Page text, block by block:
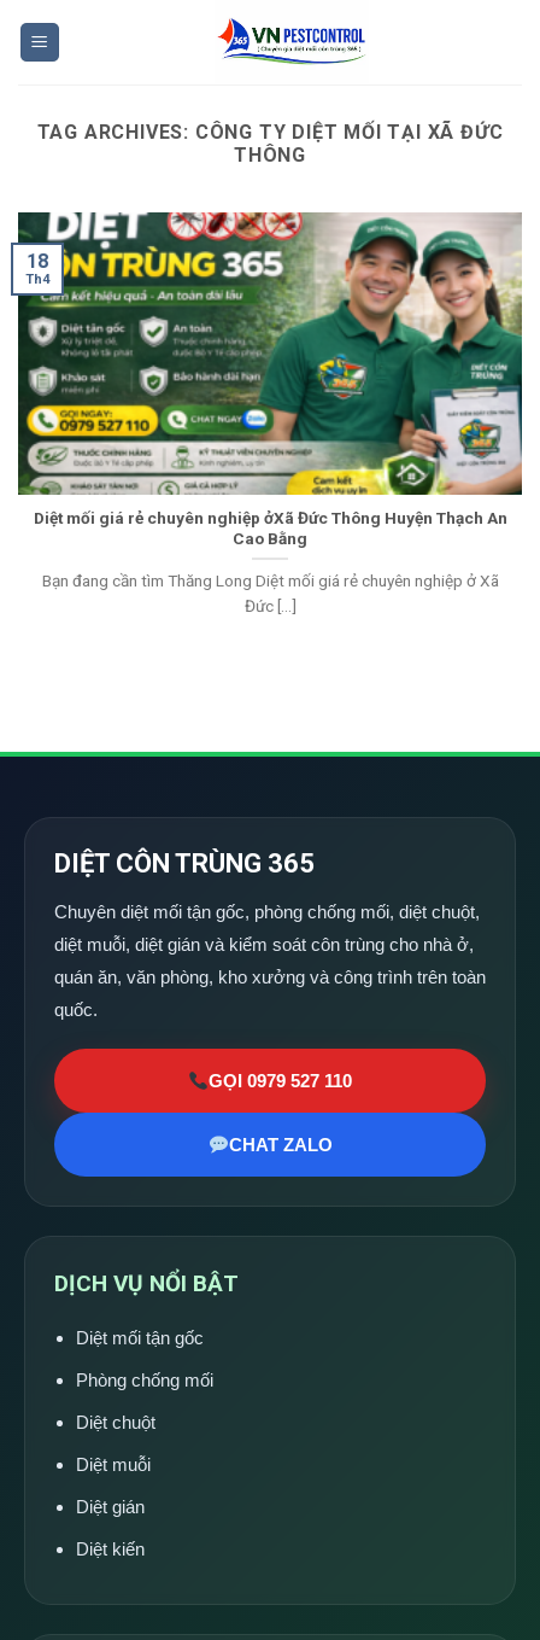
TAG ARCHIVES: CÔNG TY DIỆT MỐI TẠI XÃ ĐỨC
THÔNG
Diệt mối giá rẻ chuyên nghiệp ởXã Đức Thông Huyện Thạch An
Cao Bằng
Bạn đang cần tìm Thăng Long Diệt mối giá rẻ chuyên nghiệp ở Xã
Đức [...]
18
Th4
DIỆT CÔN TRÙNG 365
Chuyên diệt mối tận gốc, phòng chống mối, diệt chuột,
diệt muỗi, diệt gián và kiểm soát côn trùng cho nhà ở,
quán ăn, văn phòng, kho xưởng và công trình trên toàn
quốc.
GỌI 0979 527 110
CHAT ZALO
DỊCH VỤ NỔI BẬT
Diệt mối tận gốc
Phòng chống mối
Diệt chuột
Diệt muỗi
Diệt gián
Diệt kiến